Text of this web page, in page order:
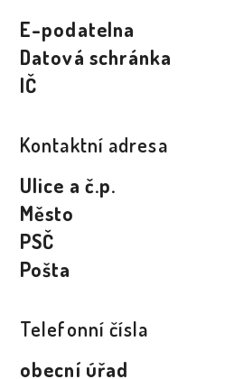
E-podatelna
Datová schránka
IČ
Kontaktní adresa
Ulice a č.p.
Město
PSČ
Pošta
Telefonní čísla
obecní úřad